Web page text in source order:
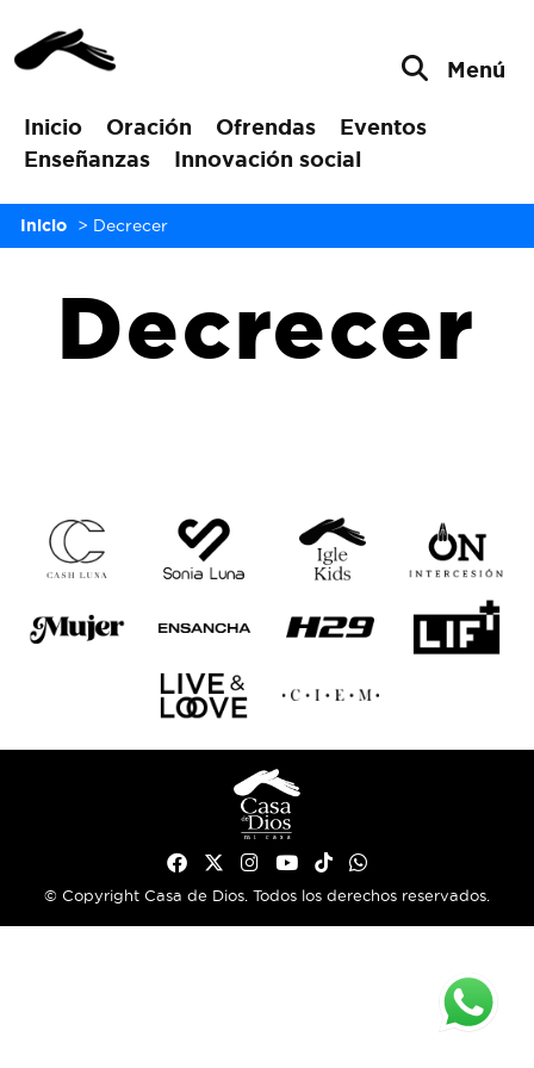
Inicio Oración Ofrendas
Eventos
Enseñanzas
Innovación social
Menú
Inicio > Decrecer
Decrecer
© Copyright Casa de Dios. Todos los derechos reservados.